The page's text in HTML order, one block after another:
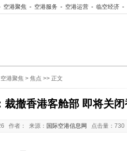
空港聚焦 - 空港服务 - 空港运营 - 临空经济 -
空港聚焦 > 焦点 >> 正文
裁撤香港客舱部 即将关
作者： 来源： 国际空港信息网 点击量：